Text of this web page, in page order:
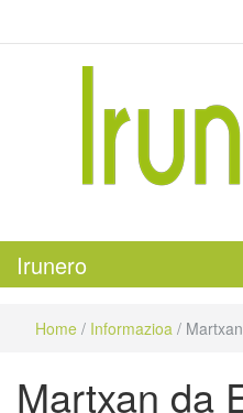
Irunero
Home / Informazioa /
Martxan da